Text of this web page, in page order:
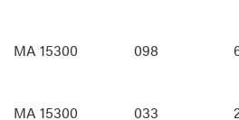
MA 15300
098
MA 15300
033